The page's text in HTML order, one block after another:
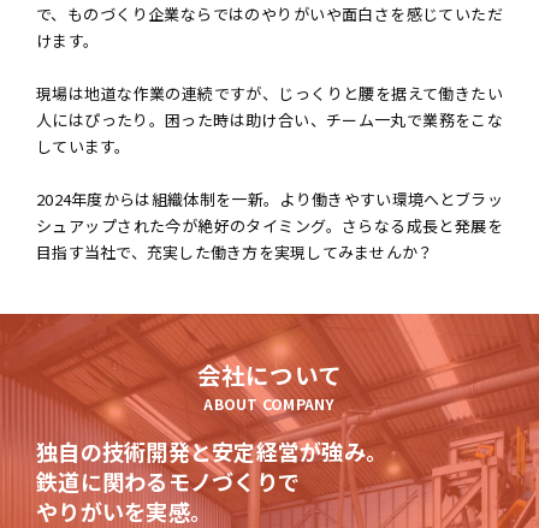
で、ものづくり企業ならではのやりがいや面白さを感じていただ
けます。
現場は地道な作業の連続ですが、じっくりと腰を据えて働きたい
人にはぴったり。困った時は助け合い、チーム一丸で業務をこな
しています。
2024年度からは組織体制を一新。より働きやすい環境へとブラッ
シュアップされた今が絶好のタイミング。さらなる成長と発展を
目指す当社で、充実した働き方を実現してみませんか？
会社について
ABOUT COMPANY
独自の技術開発と安定経営が強み。
鉄道に関わるモノづくりで
やりがいを実感。